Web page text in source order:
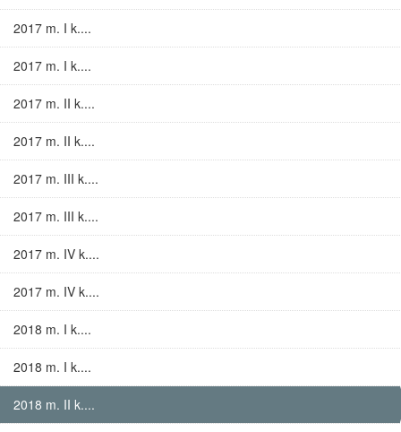
2017 m. I k....
2017 m. I k....
2017 m. II k....
2017 m. II k....
2017 m. III k....
2017 m. III k....
2017 m. IV k....
2017 m. IV k....
2018 m. I k....
2018 m. I k....
2018 m. II k....